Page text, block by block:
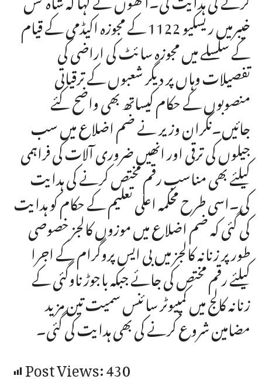
خیبرمیں ریسکیو 1122 کے مجوزہ اکیڈمی کے قیام
کے سلسلے میں مجوزہ سائٹ کی اراضی کی
تفصیلات وہاں پر دیگر شعبوں کے ترقیاتی
منصوبوں کے حکام کیساتھ بھی واضح کئے
جائیں۔نگران وزیر نے ضم اضلاع میں سب
جیلوں کی ترقی اور انھیں ضروری آلات کی فراہمی
کیلئے بھی مناسب رقم مختص کرنے کی ہدایت
کی۔اسی طرح محکمہ اعلی تعلیم کے حکام کو ہدایت
کی گئی کہ ضم اضلاع میں موزوں کالجز خصوصی
طور پر زنانہ کالجز میں بی ایس پروگرام کے اجرا
کیلئے رقم مختص کی جائے جبکہ باجوڑ ناوگئی کے
زنانہ کالج میں کمپیوٹر سائنس سمیت تین مزید
مضامین شروع کرنے کی بھی ہدایت کی گئی۔
Post Views:430